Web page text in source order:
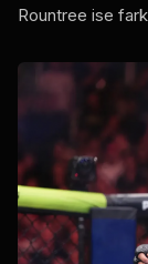
Rountree ise